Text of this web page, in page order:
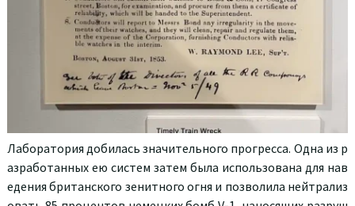
Лаборатория добилась значительного прогресса. Одна из р
азработанных ею систем затем была использована для нав
едения британского зенитного огня и позволила нейтрализ